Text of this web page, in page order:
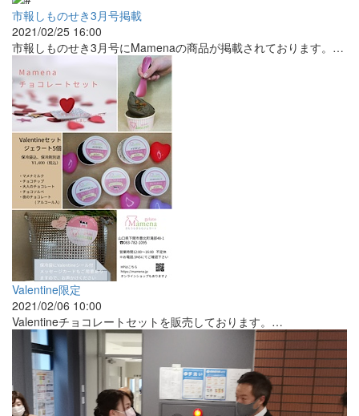
市報しものせき3月号掲載
2021/02/25 16:00
市報しものせき3月号にMamenaの商品が掲載されております。…
Valentine限定
2021/02/06 10:00
Valentineチョコレートセットを販売しております。…